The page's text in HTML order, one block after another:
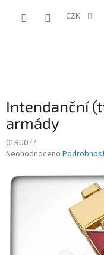
CZK
Intendanční
armády
01RU077
Průměrné
produktu
je
Neohodnoceno